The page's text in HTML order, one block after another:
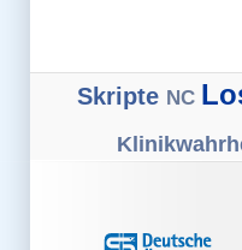
Diskussionen
Doktorarbeit
Examens-SMS
Skripte NC